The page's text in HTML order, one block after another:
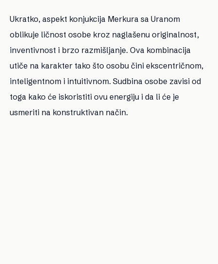
Ukratko, aspekt konjukcija Merkura sa Uranom
oblikuje ličnost osobe kroz naglašenu originalnost,
inventivnost i brzo razmišljanje. Ova kombinacija
utiče na karakter tako što osobu čini ekscentričnom,
inteligentnom i intuitivnom. Sudbina osobe zavisi od
toga kako će iskoristiti ovu energiju i da li će je
usmeriti na konstruktivan način.